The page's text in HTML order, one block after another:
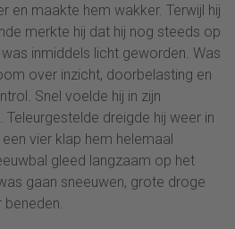
en maakte hem wakker. Terwijl hij
merkte hij dat hij nog steeds op
inmiddels licht geworden. Was
over inzicht, doorbelasting en
Snel voelde hij in zijn
Teleurgestelde dreigde hij weer in
vier klap hem helemaal
gleed langzaam op het
gaan sneeuwen, grote droge